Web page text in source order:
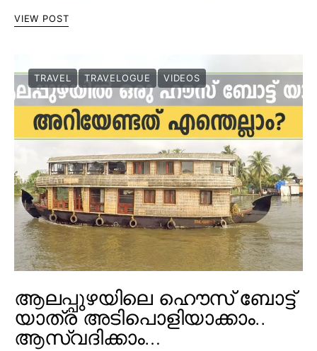
VIEW POST
TRAVEL TRAVELOGUE VIDEOS
ആലപ്പുഴയിലെ ഹൌസ് ബോട്ട്
യാത്ര അടിപൊളിയാക്കാം..
ആസ്വദിക്കാം…